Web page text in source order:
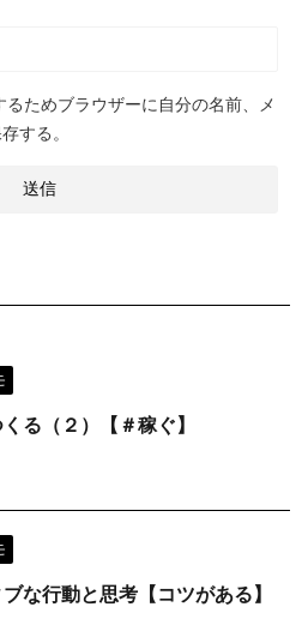
ためブラウザーに自分の名前、メ
する。
る（２）【＃稼ぐ】
な行動と思考【コツがある】